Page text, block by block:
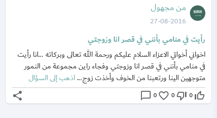
من مجهول
27-08-2016
رأيت في منامي بأنني في قصر انا وزوجتي
اخواني أخواتي الاعزاء السلام عليكم ورحمة الله تعالى وبركاته ...انا رأيت
في منامي بأنني في قصر انا وزوجتي وفجاء راين مجموعة من النمور
متوجهين الينا ورتعبنا من الخوف وأخذت زوج...اذهب إلى السؤال
thumb_up_off_alt
0
thumb_down_off_alt
0
favorite_border
0
chat_bubble_outline
share